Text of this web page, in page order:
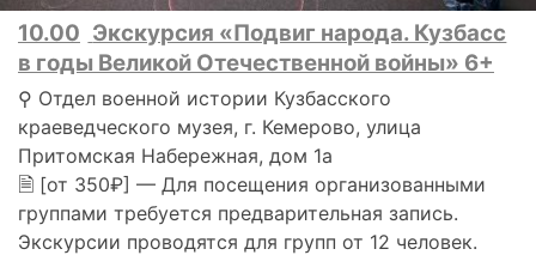
10.00 Экскурсия «Подвиг народа. Кузбасс
в годы Великой Отечественной войны» 6+
⚲ Отдел военной истории Кузбасского
краеведческого музея, г. Кемерово, улица
Притомская Набережная, дом 1а
🗎 [от 350₽] — Для посещения организованными
группами требуется предварительная запись.
Экскурсии проводятся для групп от 12 человек.